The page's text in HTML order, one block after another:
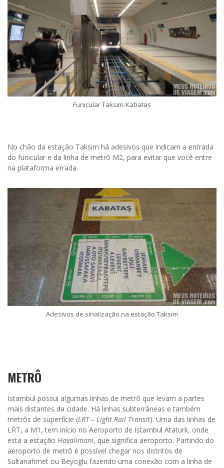
Funicular Taksim-Kabatas
No chão da estação Taksim há adesivos que indicam a entrada
do funicular e da linha de metrô M2, para evitar que você entre
na plataforma errada.
Adesivos de sinalização na estação Taksim
METRÔ
Istambul possui algumas linhas de metrô que levam a partes
mais distantes da cidade. Há linhas subterrâneas e também
metrôs de superfície (LRT – Light Rail Transit). Uma das linhas de
LRT, a M1, tem início no Aeroporto de Istambul Ataturk, onde
está a estação Havalimani, que significa aeroporto. Partindo do
aeroporto de metrô é possível chegar nos distritos de
Sultanahmet ou Beyoglu fazendo uma conexão com a linha de
ASSINE O BLOG POR E-MAIL
Digite seu endereço de e-mail para assinar o blog e receba
novos posts e promoções em primeira mão!
Endereço
de
e-